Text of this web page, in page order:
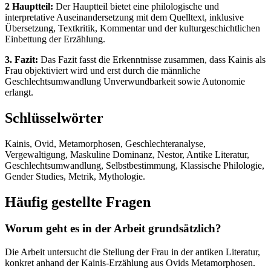
2 Hauptteil: Der Hauptteil bietet eine philologische und
interpretative Auseinandersetzung mit dem Quelltext, inklusive
Übersetzung, Textkritik, Kommentar und der kulturgeschichtlichen
Einbettung der Erzählung.
3. Fazit: Das Fazit fasst die Erkenntnisse zusammen, dass Kainis als
Frau objektiviert wird und erst durch die männliche
Geschlechtsumwandlung Unverwundbarkeit sowie Autonomie
erlangt.
Schlüsselwörter
Kainis, Ovid, Metamorphosen, Geschlechteranalyse,
Vergewaltigung, Maskuline Dominanz, Nestor, Antike Literatur,
Geschlechtsumwandlung, Selbstbestimmung, Klassische Philologie,
Gender Studies, Metrik, Mythologie.
Häufig gestellte Fragen
Worum geht es in der Arbeit grundsätzlich?
Die Arbeit untersucht die Stellung der Frau in der antiken Literatur,
konkret anhand der Kainis-Erzählung aus Ovids Metamorphosen.